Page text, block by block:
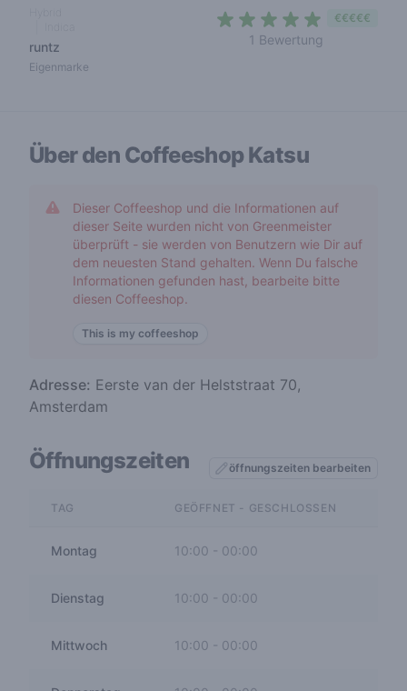
runtz
Eigenmarke
1 Bewertung
€€€€€
Über den CoffeeshopKatsu
Dieser Coffeeshop und die Informationen auf
dieser Seite wurden nicht von Greenmeister
überprüft - sie werden von Benutzern wie Dir auf
dem neuesten Stand gehalten. Wenn Du falsche
Informationen gefunden hast, bearbeite bitte
diesen Coffeeshop.
This is my coffeeshop
Adresse: Eerste van der Helststraat 70,
Amsterdam
Öffnungszeiten öffnungszeiten bearbeiten
TAG GEÖFFNET - GESCHLOSSEN
Montag 10:00 - 00:00
Dienstag 10:00 00:00
Mittwoch 10:00 - 00:00